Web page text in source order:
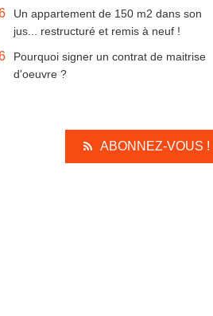
Un appartement de 150 m2 dans son
jus... restructuré et remis à neuf !
Pourquoi signer un contrat de maitrise
d'oeuvre ?
ABONNEZ-VOUS !